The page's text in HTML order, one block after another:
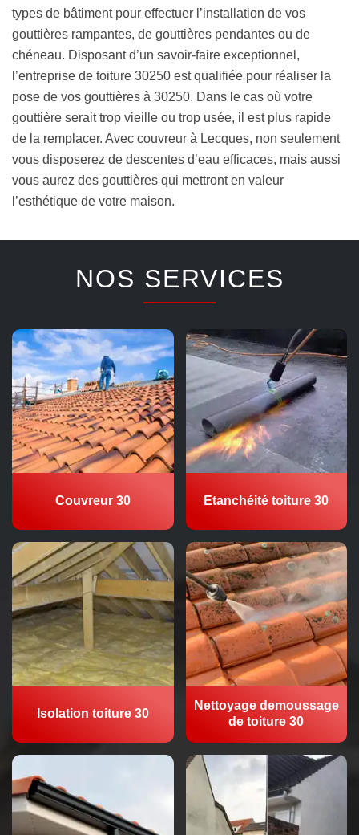
types de bâtiment pour effectuer l’installation de vos
gouttières rampantes, de gouttières pendantes ou de
chéneau. Disposant d’un savoir-faire exceptionnel,
l’entreprise de toiture 30250 est qualifiée pour réaliser la
pose de vos gouttières à 30250. Dans le cas où votre
gouttière serait trop vieille ou trop usée, il est plus rapide
de la remplacer. Avec couvreur à Lecques, non seulement
vous disposerez de descentes d’eau efficaces, mais aussi
vous aurez des gouttières qui mettront en valeur
l’esthétique de votre maison.
NOS SERVICES
Couvreur 30 Etanchéité toiture 30
Isolation toiture 30
Nettoyage demoussage
de toiture 30